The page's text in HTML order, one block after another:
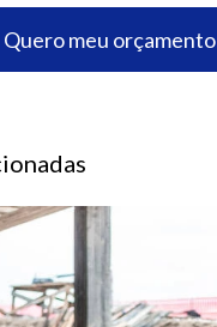
Quero meu orçamento